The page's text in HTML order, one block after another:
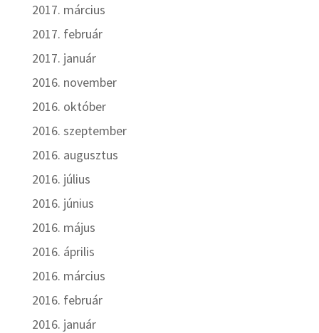
2017. március
2017. február
2017. január
2016. november
2016. október
2016. szeptember
2016. augusztus
2016. július
2016. június
2016. május
2016. április
2016. március
2016. február
2016. január